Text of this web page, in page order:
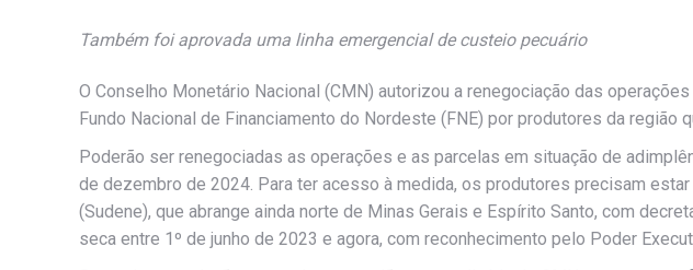
Também foi aprovada uma linha emergencial de custeio pecuário
O Conselho Monetário Nacional (CMN) autorizou a renegociação das
Fundo Nacional de Financiamento do Nordeste (FNE) por produtores da
Poderão ser renegociadas as operações e as parcelas em situação de
de dezembro de 2024. Para ter acesso à medida, os produtores precisam
(Sudene), que abrange ainda norte de Minas Gerais e Espírito Santo, com
seca entre 1º de junho de 2023 e agora, com reconhecimento pelo Poder